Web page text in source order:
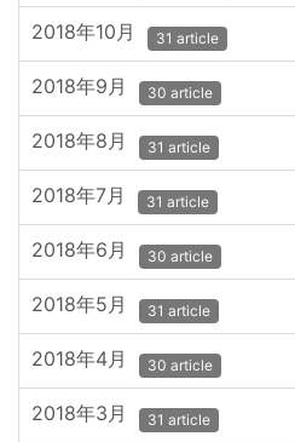
2018年10月 31 article
2018年9月 30 article
2018年8月 31 article
2018年7月 31 article
2018年6月 30 article
2018年5月 31 article
2018年4月 30 article
2018年3月 31 article